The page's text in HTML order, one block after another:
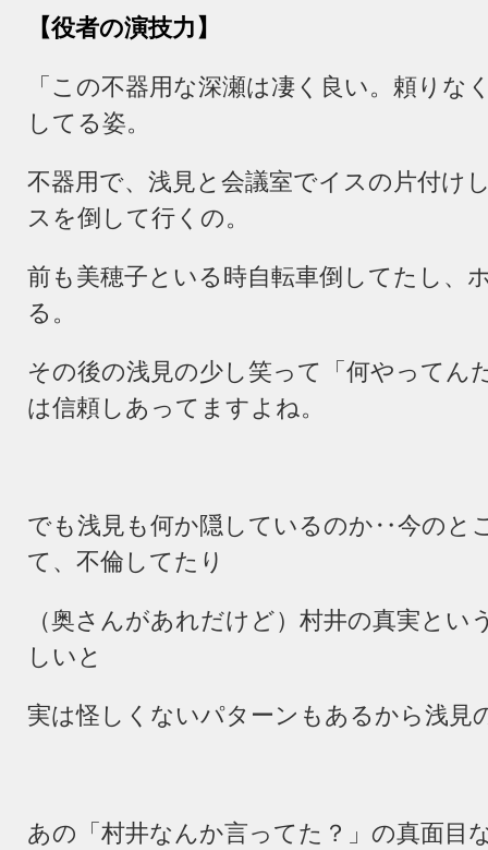
【役者の演技力】
「この不器用な深瀬は凄く良い。頼りな
してる姿。
不器用で、浅見と会議室でイスの片付け
スを倒して行くの。
前も美穂子といる時自転車倒してたし、
る。
その後の浅見の少し笑って「何やってん
は信頼しあってますよね。
でも浅見も何か隠しているのか‥今のと
て、不倫してたり
（奥さんがあれだけど）村井の真実とい
しいと
実は怪しくないパターンもあるから浅見
あの「村井なんか言ってた？」の真面目